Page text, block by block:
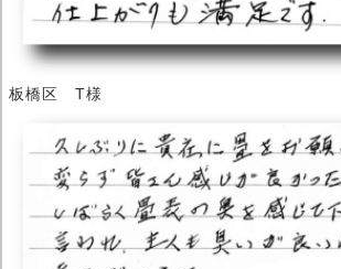
板橋区 T様